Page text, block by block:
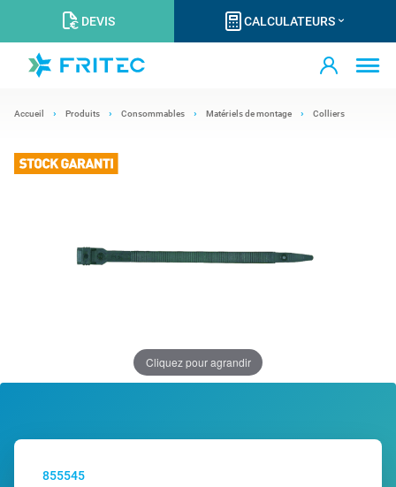
DEVIS CALCULATEURS
Accueil Produits Consommables Matériels de montage Colliers
Cliquez pour agrandir
855545